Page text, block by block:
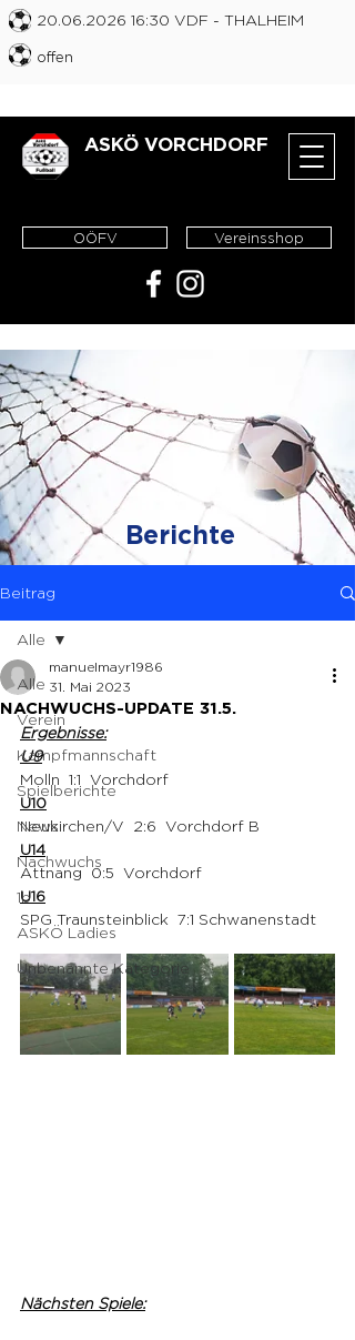
ASKÖ VORCHDORF
OÖFV Vereinsshop
20.06.2026 16:30 VDF - THALHEIM
offen
Berichte
Beitrag
Alle
Verein
Kampfmannschaft
Spielberichte
News
Nachwuchs
1b
ASKÖ Ladies
Unbenannte Kategorie
Alle
NACHWUCHS-UPDATE 31.5.
manuelmayr1986
31. Mai 2023
Ergebnisse:
U9
Molln  1:1  Vorchdorf
U10
Neukirchen/V  2:6  Vorchdorf B
U14
Attnang  0:5  Vorchdorf
U16
SPG Traunsteinblick  7:1 Schwanenstadt
Nächsten Spiele: